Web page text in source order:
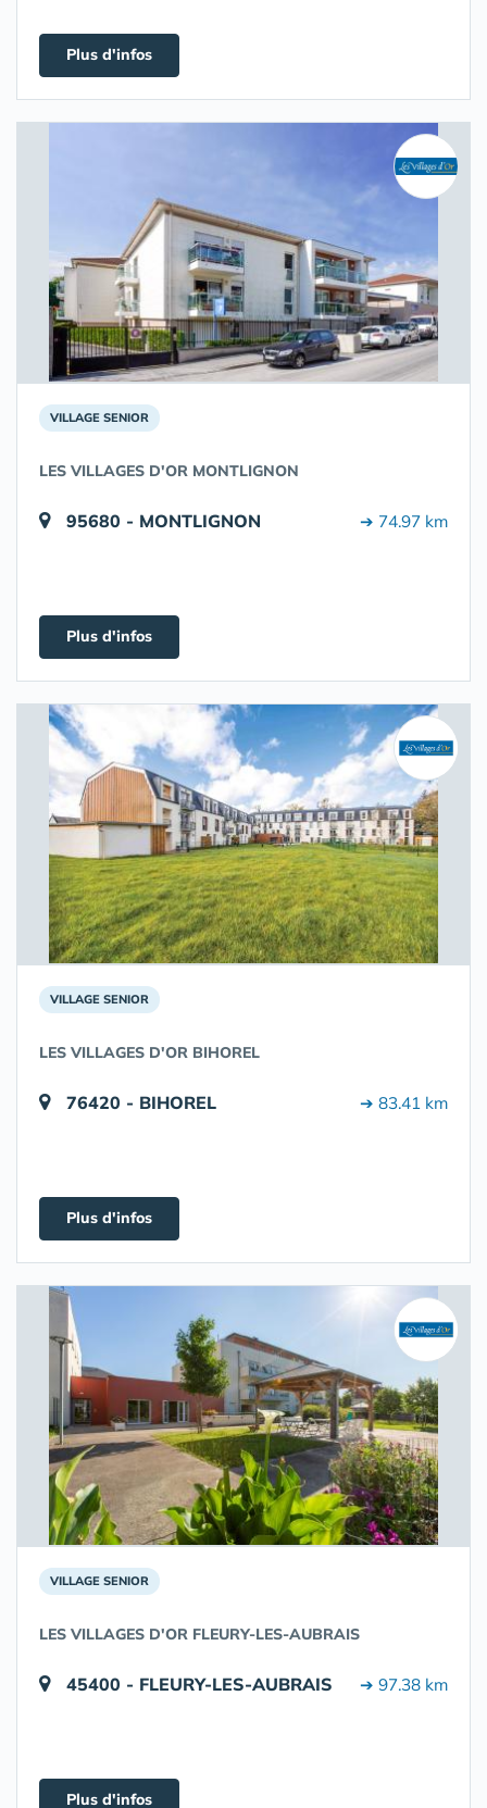
Plus d'infos
VILLAGE SENIOR
LES VILLAGES D'OR MONTLIGNON
95680 - MONTLIGNON ➔ 74.97 km
Plus d'infos
VILLAGE SENIOR
LES VILLAGES D'OR BIHOREL
76420 - BIHOREL ➔ 83.41 km
Plus d'infos
VILLAGE SENIOR
LES VILLAGES D'OR FLEURY-LES-AUBRAIS
45400 - FLEURY-LES-AUBRAIS ➔ 97.38 km
Plus d'infos